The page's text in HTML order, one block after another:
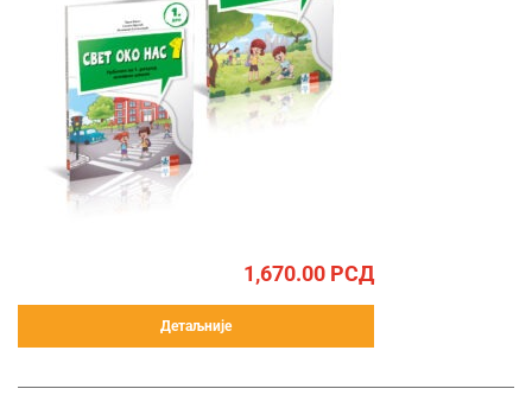
1,670.00 РСД
Детаљније